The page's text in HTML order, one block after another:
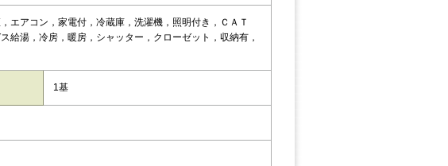
エアコン，家電付，冷蔵庫，洗濯機，照明付き，ＣＡＴ
給湯，冷房，暖房，シャッター，クローゼット，収納有，
1基